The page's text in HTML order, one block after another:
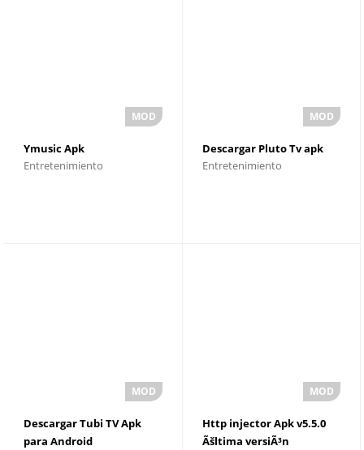
Ymusic Apk
Entretenimiento
Descargar Pluto Tv apk
Entretenimiento
Descargar Tubi TV Apk
para Android
Http injector Apk v5.5.0
Ãšltima versiÃ³n